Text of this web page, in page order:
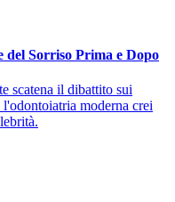
Sorriso Prima e Dopo
scatena il dibattito sui
moderna crei